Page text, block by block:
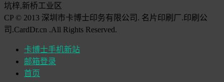
坑梓,新桥工业区
CP © 2013 深圳市卡博士印务有限公司. 名片印刷厂.印刷公
司.CardDr.cn .All Rights Reserved.
卡博士手机新站
邮箱登录
首页